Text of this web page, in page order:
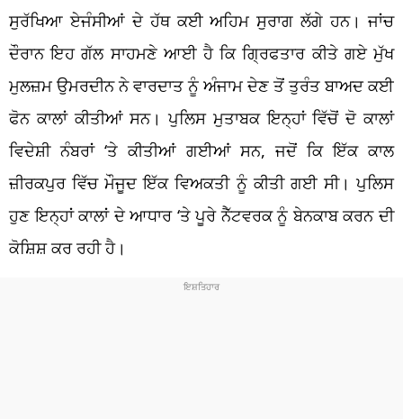
ਸੁਰੱਖਿਆ ਏਜੰਸੀਆਂ ਦੇ ਹੱਥ ਕਈ ਅਹਿਮ ਸੁਰਾਗ ਲੱਗੇ ਹਨ। ਜਾਂਚ
ਦੌਰਾਨ ਇਹ ਗੱਲ ਸਾਹਮਣੇ ਆਈ ਹੈ ਕਿ ਗ੍ਰਿਫਤਾਰ ਕੀਤੇ ਗਏ ਮੁੱਖ
ਮੁਲਜ਼ਮ ਉਮਰਦੀਨ ਨੇ ਵਾਰਦਾਤ ਨੂੰ ਅੰਜਾਮ ਦੇਣ ਤੋਂ ਤੁਰੰਤ ਬਾਅਦ ਕਈ
ਫੋਨ ਕਾਲਾਂ ਕੀਤੀਆਂ ਸਨ। ਪੁਲਿਸ ਮੁਤਾਬਕ ਇਨ੍ਹਾਂ ਵਿੱਚੋਂ ਦੋ ਕਾਲਾਂ
ਵਿਦੇਸ਼ੀ ਨੰਬਰਾਂ ‘ਤੇ ਕੀਤੀਆਂ ਗਈਆਂ ਸਨ, ਜਦੋਂ ਕਿ ਇੱਕ ਕਾਲ
ਜ਼ੀਰਕਪੁਰ ਵਿੱਚ ਮੌਜੂਦ ਇੱਕ ਵਿਅਕਤੀ ਨੂੰ ਕੀਤੀ ਗਈ ਸੀ। ਪੁਲਿਸ
ਹੁਣ ਇਨ੍ਹਾਂ ਕਾਲਾਂ ਦੇ ਆਧਾਰ ‘ਤੇ ਪੂਰੇ ਨੈੱਟਵਰਕ ਨੂੰ ਬੇਨਕਾਬ ਕਰਨ ਦੀ
ਕੋਸ਼ਿਸ਼ ਕਰ ਰਹੀ ਹੈ।